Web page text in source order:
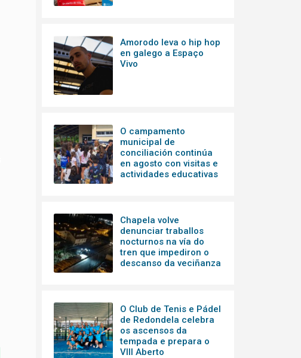
Amorodo leva o hip hop
en galego a Espaço
Vivo
O campamento
municipal de
conciliación continúa
en agosto con visitas e
actividades educativas
Chapela volve
denunciar traballos
nocturnos na vía do
tren que impediron o
descanso da veciñanza
O Club de Tenis e Pádel
de Redondela celebra
os ascensos da
tempada e prepara o
VIII Aberto